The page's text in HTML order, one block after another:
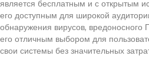
является бесплатным и с открытым
его доступным для широкой
обнаружения вирусов, вредоносного
его отличным выбором для
свои системы без значительных